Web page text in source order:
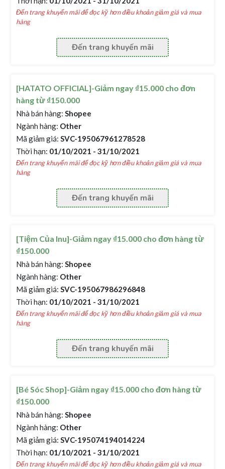
Đến trang khuyến mãi để đọc kỹ hơn điều khoản giảm giá và mua
hàng
Đến trang khuyến mãi
[HATATO OFFICIAL]-Giảm ngay ₫15.000 cho đơn
hàng từ ₫150.000
Nhà bán hàng: Shopee
Ngành hàng: Other
Mã giảm giá: SVC-195067961278528
Thời hạn: 01/10/2021 - 31/10/2021
Đến trang khuyến mãi để đọc kỹ hơn điều khoản giảm giá và mua
hàng
Đến trang khuyến mãi
[Tiệm Của Inu]-Giảm ngay ₫15.000 cho đơn hàng từ
₫150.000
Nhà bán hàng: Shopee
Ngành hàng: Other
Mã giảm giá: SVC-195067986296848
Thời hạn: 01/10/2021 - 31/10/2021
Đến trang khuyến mãi để đọc kỹ hơn điều khoản giảm giá và mua
hàng
Đến trang khuyến mãi
[Bé Sóc Shop]-Giảm ngay ₫15.000 cho đơn hàng từ
₫150.000
Nhà bán hàng: Shopee
Ngành hàng: Other
Mã giảm giá: SVC-195074194014224
Thời hạn: 01/10/2021 - 31/10/2021
Đến trang khuyến mãi để đọc kỹ hơn điều khoản giảm giá và mua